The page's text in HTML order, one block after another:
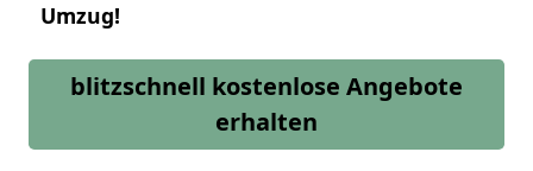
Umzug!
blitzschnell kostenlose Angebote
erhalten